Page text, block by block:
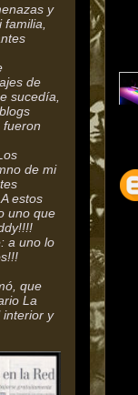
y
de
sucedía,
fueron
de mi
estos
uno que
a uno lo
que
La
interior y